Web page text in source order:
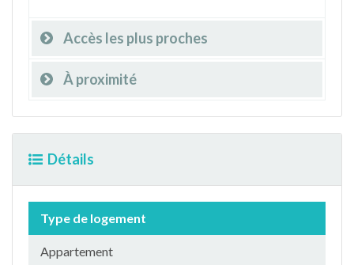
Accès les plus proches
À proximité
Détails
Type de logement
Appartement